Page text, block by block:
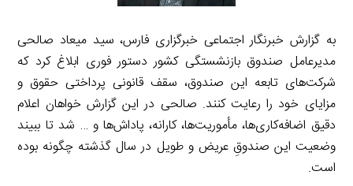
به گزارش خبرنگار اجتماعی خبرگزاری فارس، سید میعاد صالحی
مدیرعامل صندوق بازنشستگی کشور دستور فوری ابلاغ کرد که
شرکت‌های تابعه این صندوق، سقف قانونی پرداختی حقوق و
مزایای خود را رعایت کنند. صالحی در این گزارش خواهان اعلام
دقیق اضافه‌کاری‌ها، مأموریت‌ها، کارانه، پاداش‌ها و … شد تا ببیند
وضعیت این صندوقِ عریض و طویل در سال گذشته چگونه بوده
است.